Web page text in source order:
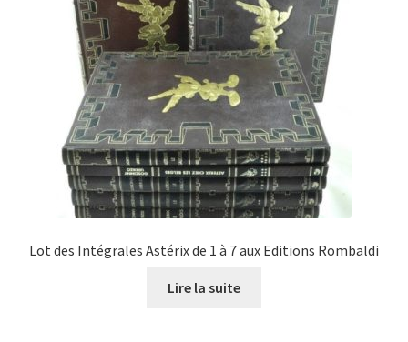
Lot des Intégrales Astérix de 1 à 7 aux Editions Rombaldi
Lire la suite